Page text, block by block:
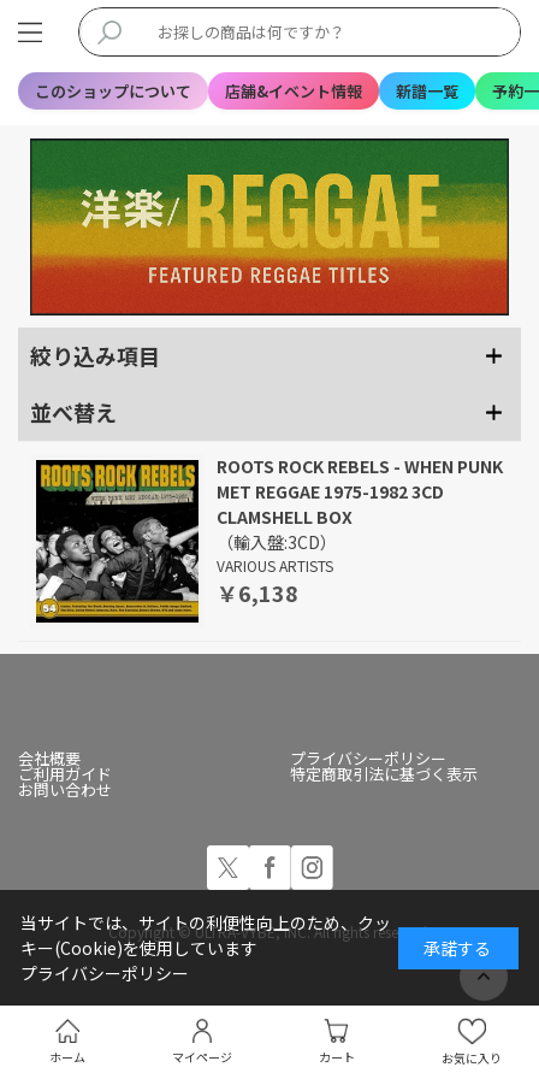
このショップについて 店舗&イベント情報 新譜一覧 予約
ホーム マイページ カート お気に入り
絞り込み項目
並べ替え
ROOTS ROCK REBELS - WHEN PUNK
MET REGGAE 1975-1982 3CD
CLAMSHELL BOX
（輸入盤:3CD）
VARIOUS ARTISTS
￥6,138
会社概要 プライバシーポリシー
ご利用ガイド 特定商取引法に基づく表示
お問い合わせ
Copyright © ULTRA-VYBE, INC. All rights reserved.
当サイトでは、サイトの利便性向上のため、クッ
キー(Cookie)を使用しています
プライバシーポリシー
承諾する